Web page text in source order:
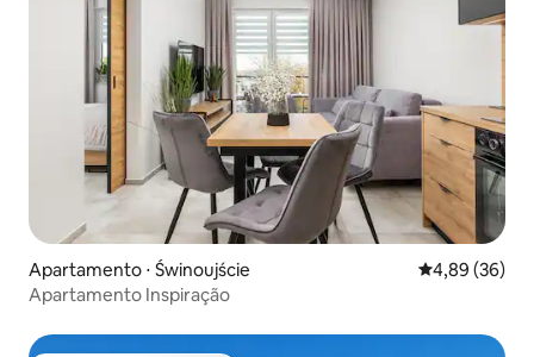
Apartamento ⋅ Świnoujście 4,89 de uma
4,89 (36)
Apartamento Inspiração